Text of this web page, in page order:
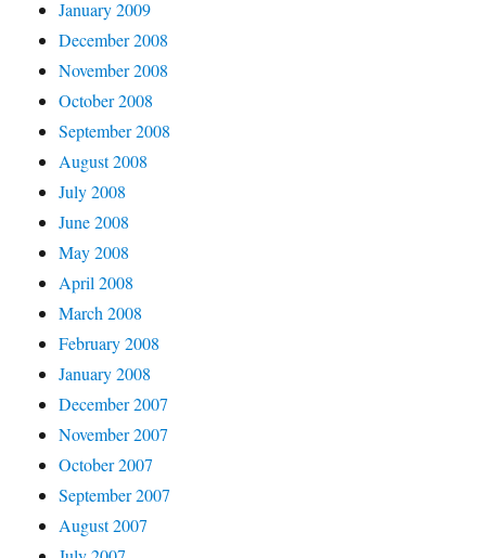
January 2009
December 2008
November 2008
October 2008
September 2008
August 2008
July 2008
June 2008
May 2008
April 2008
March 2008
February 2008
January 2008
December 2007
November 2007
October 2007
September 2007
August 2007